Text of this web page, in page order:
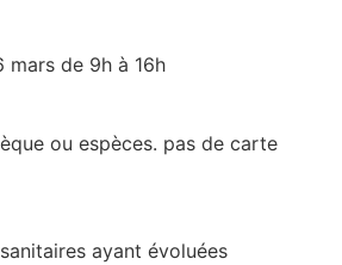
mars de 9h à 16h
ou espèces. pas de carte
ayant évoluées